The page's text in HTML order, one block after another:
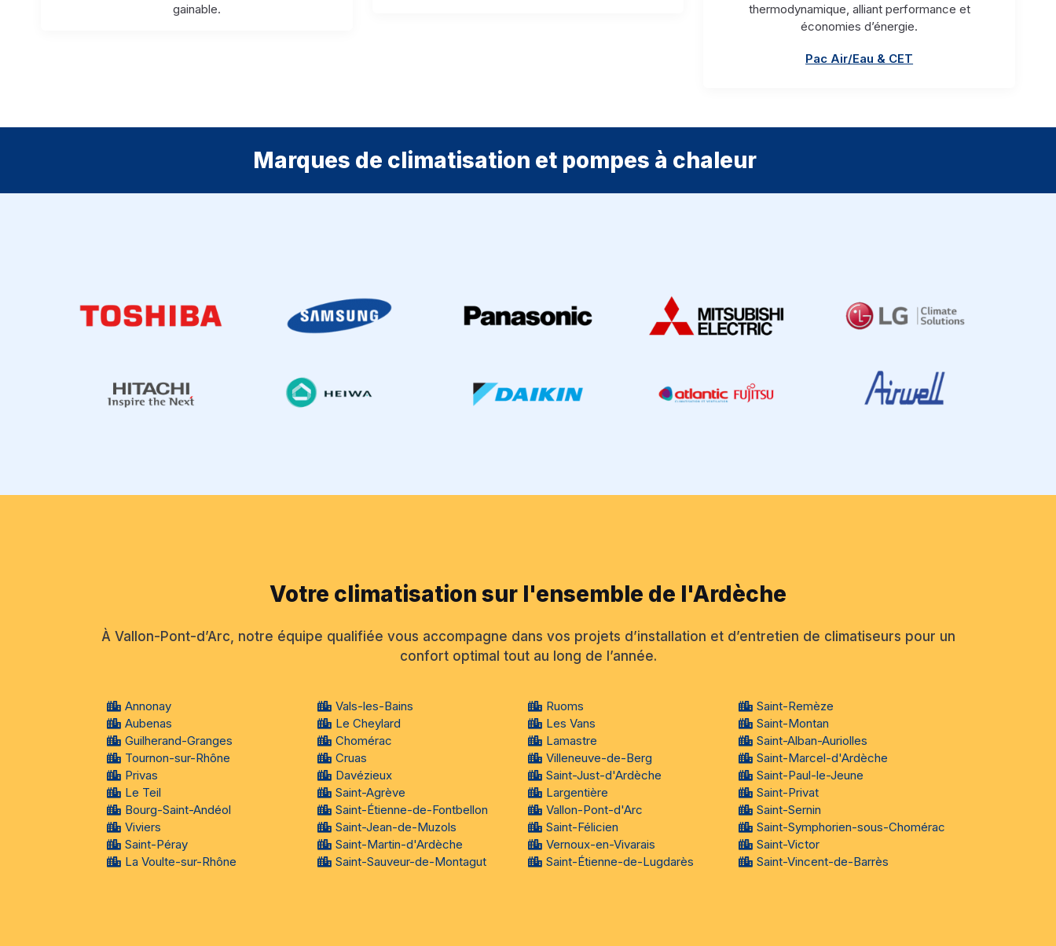
gainable.
thermodynamique, alliant performance et
économies d’énergie.
Pac Air/Eau & CET
Marques de climatisation et pompes à chaleur
Votre climatisation sur l'ensemble de l'Ardèche
À Vallon-Pont-d’Arc, notre équipe qualifiée vous accompagne dans vos projets d’installation et d’entretien de climatiseurs pour un
confort optimal tout au long de l’année.
Annonay
Aubenas
Guilherand-Granges
Tournon-sur-Rhône
Privas
Le Teil
Bourg-Saint-Andéol
Viviers
Saint-Péray
La Voulte-sur-Rhône
Vals-les-Bains
Le Cheylard
Chomérac
Cruas
Davézieux
Saint-Agrève
Saint-Étienne-de-Fontbellon
Saint-Jean-de-Muzols
Saint-Martin-d'Ardèche
Saint-Sauveur-de-Montagut
Ruoms
Les Vans
Lamastre
Villeneuve-de-Berg
Saint-Just-d'Ardèche
Largentière
Vallon-Pont-d'Arc
Saint-Félicien
Vernoux-en-Vivarais
Saint-Étienne-de-Lugdarès
Saint-Remèze
Saint-Montan
Saint-Alban-Auriolles
Saint-Marcel-d'Ardèche
Saint-Paul-le-Jeune
Saint-Privat
Saint-Sernin
Saint-Symphorien-sous-Chomérac
Saint-Victor
Saint-Vincent-de-Barrès